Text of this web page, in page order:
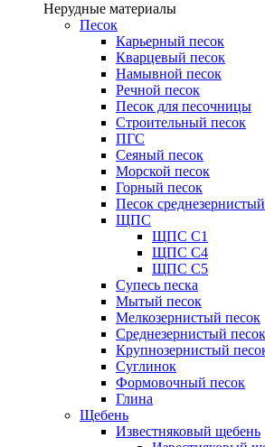
Нерудные материалы
Песок
Карьерный песок
Кварцевый песок
Намывной песок
Речной песок
Песок для песочницы
Строительный песок
ПГС
Сеяный песок
Морской песок
Горный песок
Песок среднезернистый
ЩПС
ЩПС С1
ЩПС С4
ЩПС С5
Супесь песка
Мытый песок
Мелкозернистый песок
Среднезернистый песок
Крупнозернистый
Суглинок
Формовочный песок
Глина
Щебень
Известняковый щебень